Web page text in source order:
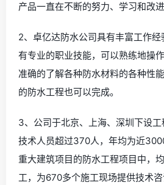
产品一直在不断的努力、学习和改进
2、卓亿达防水公司具有丰富工作
有专业的职业技能，可以熟练地操
准确的了解各种防水材料的各种性
的防水工程也可以完成。
3、公司于北京、上海、深圳下设
技术人员超过370人，年均为近
重大建筑项目的防水工程项目中，
工，为670多个施工现场提供技术咨